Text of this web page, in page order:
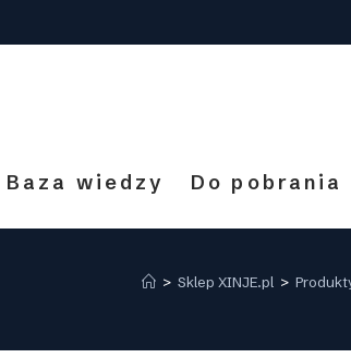
Baza wiedzy Do pobrania
> Sklep XINJE.pl >